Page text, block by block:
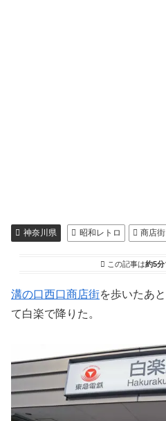
神奈川県 昭和レトロ 商店街
この記事は約5分
溝の口西口商店街を歩いたあ
て白楽で降りた。